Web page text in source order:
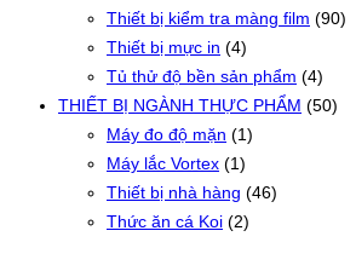
Thiết bị kiểm tra màng film (90)
Thiết bị mực in (4)
Tủ thử độ bền sản phẩm (4)
THIẾT BỊ NGÀNH THỰC PHẨM (50)
Máy đo độ mặn (1)
Máy lắc Vortex (1)
Thiết bị nhà hàng (46)
Thức ăn cá Koi (2)